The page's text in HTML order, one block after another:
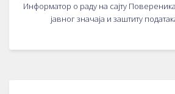
Информатор о раду на сајту
јавног значаја и заштиту